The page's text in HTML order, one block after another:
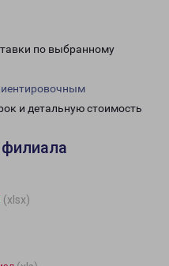
по выбранному
и детальную стоимость
(xlsx)